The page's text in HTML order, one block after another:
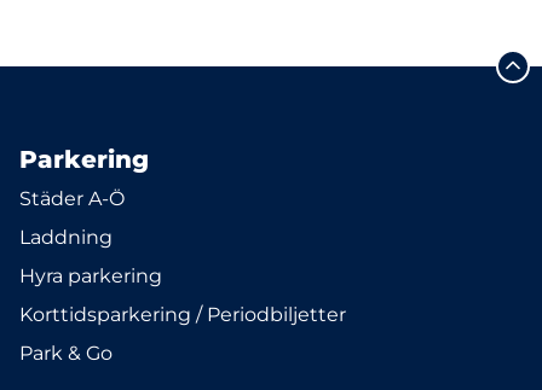
Parkering
Städer A-Ö
Laddning
Hyra parkering
Korttidsparkering / Periodbiljetter
Park & Go